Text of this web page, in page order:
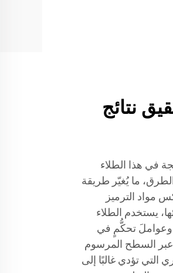
نتائج
في هذا الطلاء
ما يُغيّر طريقة
مواد الترميز
يستخدم الطلاء
وعواملَ تحكُّمٍ في
عبر السطح المرسوم
التي تؤدي غالبًا إلى